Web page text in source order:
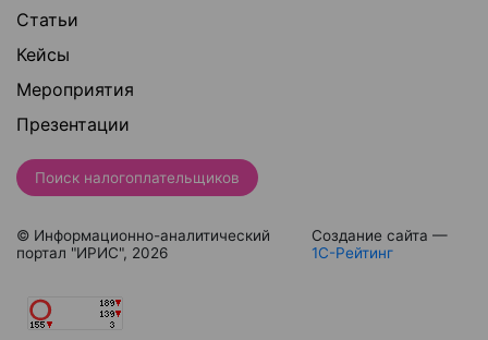
Статьи
Кейсы
Мероприятия
Презентации
Поиск налогоплательщиков
© Информационно-аналитический
портал "ИРИС", 2026
Создание сайта —
1С-Рейтинг